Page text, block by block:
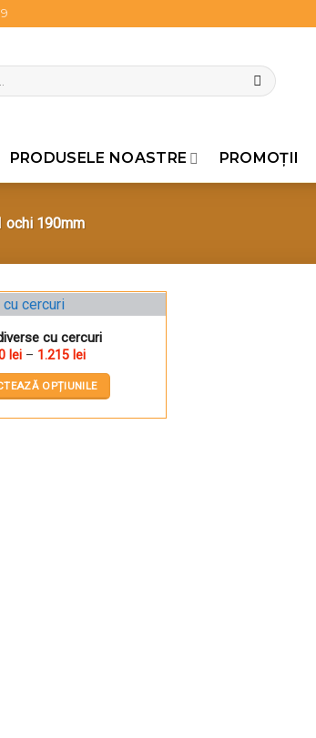
PRODUSELE NOASTRE PROMOŢII
ochi 190mm
Pune în Wishlist
cu cercuri
lei – 1.215 leiInterval
prețuri:
450 lei
la
OPȚIUNILE